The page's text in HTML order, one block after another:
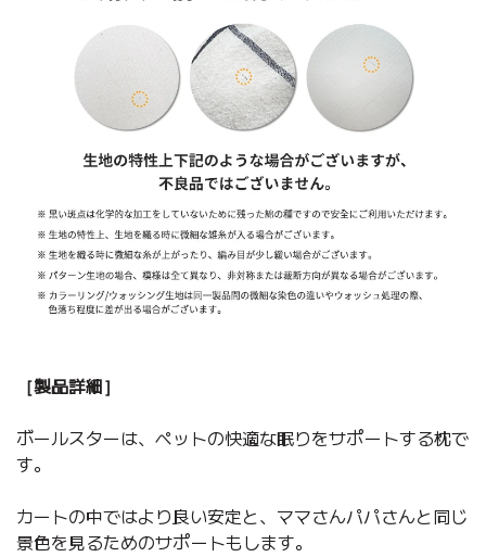
［製品詳細］
ボールスターは、ペットの快適な眠りをサポートする枕で
す。
カートの中ではより良い安定と、ママさんパパさんと同じ
景色を見るためのサポートもします。